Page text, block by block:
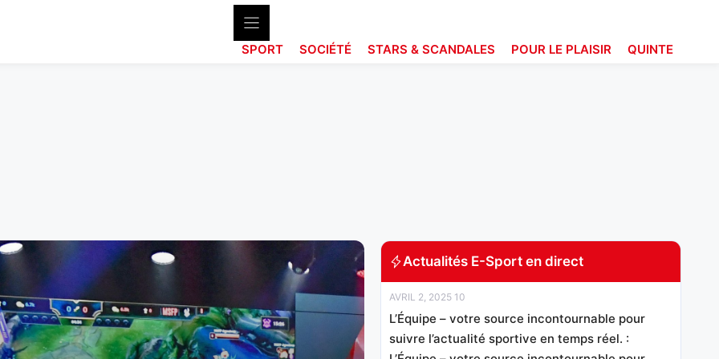
SPORT SOCIÉTÉ STARS & SCANDALES POUR LE PLAISIR QUINTE
Actualités E-Sport en direct
AVRIL 2, 2025 10
L’Équipe – votre source incontournable pour
suivre l’actualité sportive en temps réel. :